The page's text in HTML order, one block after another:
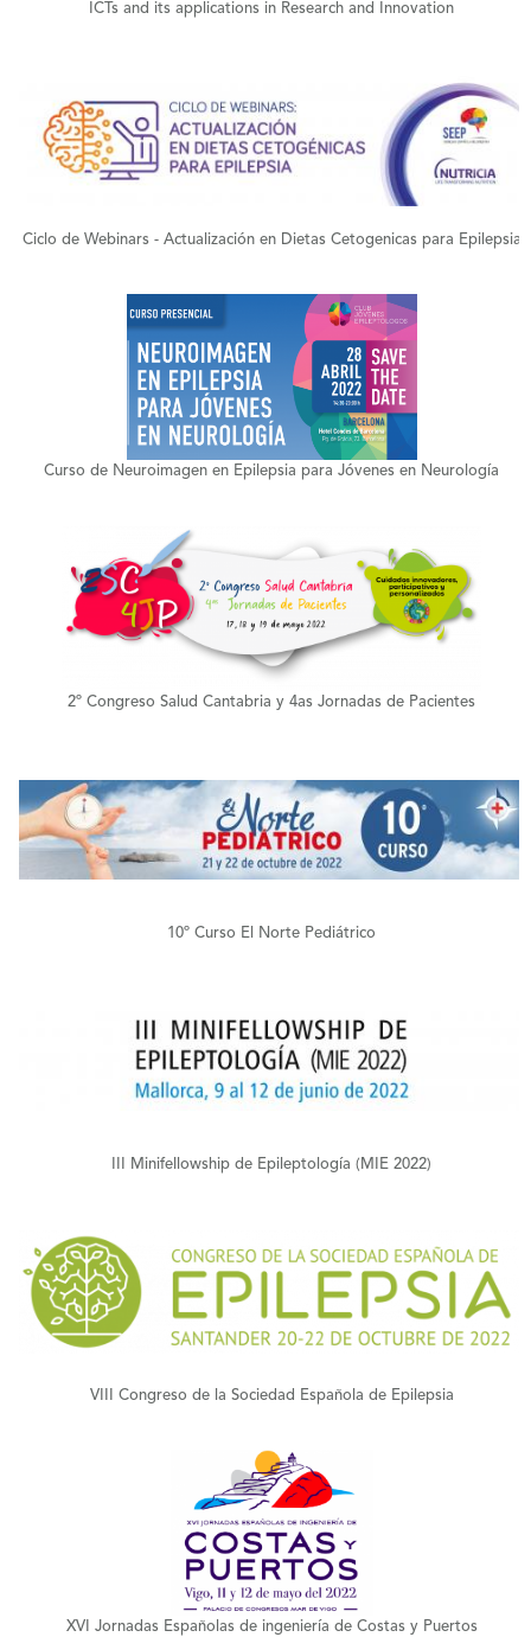
ICTs and its applications in Research and Innovation
+
Ciclo de Webinars - Actualización en Dietas Cetogenicas para Epilepsia
+
Curso de Neuroimagen en Epilepsia para Jóvenes en Neurología
+
2º Congreso Salud Cantabria y 4as Jornadas de Pacientes
+
10º Curso El Norte Pediátrico
+
III Minifellowship de Epileptología (MIE 2022)
+
VIII Congreso de la Sociedad Española de Epilepsia
+
XVI Jornadas Españolas de ingeniería de Costas y Puertos